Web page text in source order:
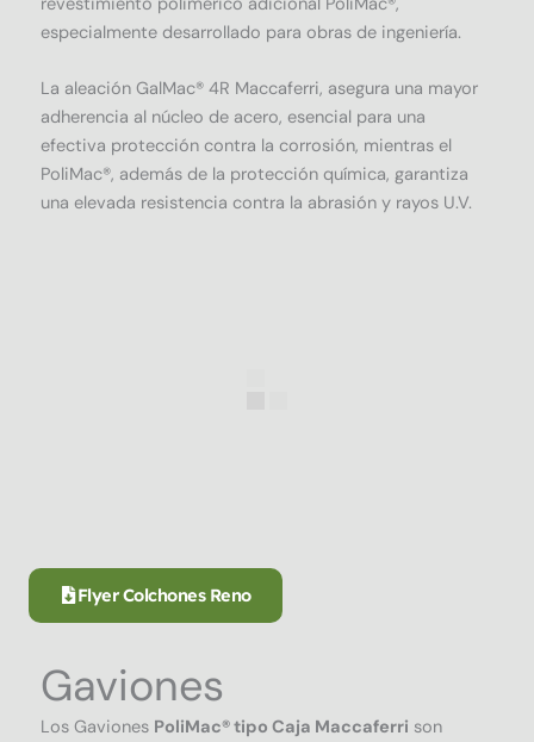
especialmente desarrollado para obras de ingeniería.
La aleación GalMac® 4R Maccaferri, asegura una mayor
adherencia al núcleo de acero, esencial para una
efectiva protección contra la corrosión, mientras el
PoliMac®, además de la protección química, garantiza
una elevada resistencia contra la abrasión y rayos U.V.
Flyer Colchones Reno
Gaviones
Los Gaviones PoliMac® tipo Caja Maccaferri son